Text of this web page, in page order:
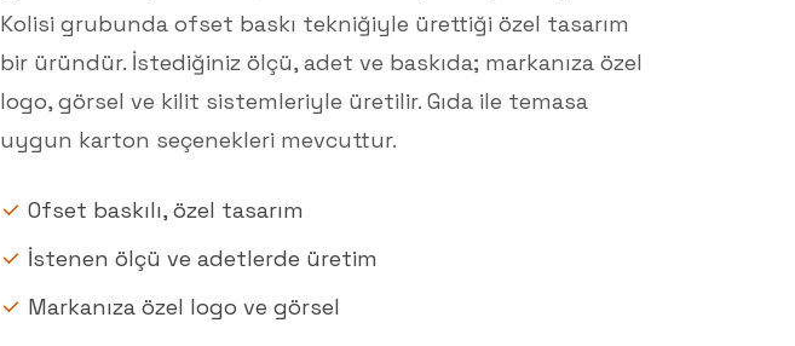
Kolisi grubunda ofset baskı tekniğiyle ürettiği özel tasarım
bir üründür. İstediğiniz ölçü, adet ve baskıda; markanıza özel
logo, görsel ve kilit sistemleriyle üretilir. Gıda ile temasa
uygun karton seçenekleri mevcuttur.
Ofset baskılı, özel tasarım
İstenen ölçü ve adetlerde üretim
Markanıza özel logo ve görsel